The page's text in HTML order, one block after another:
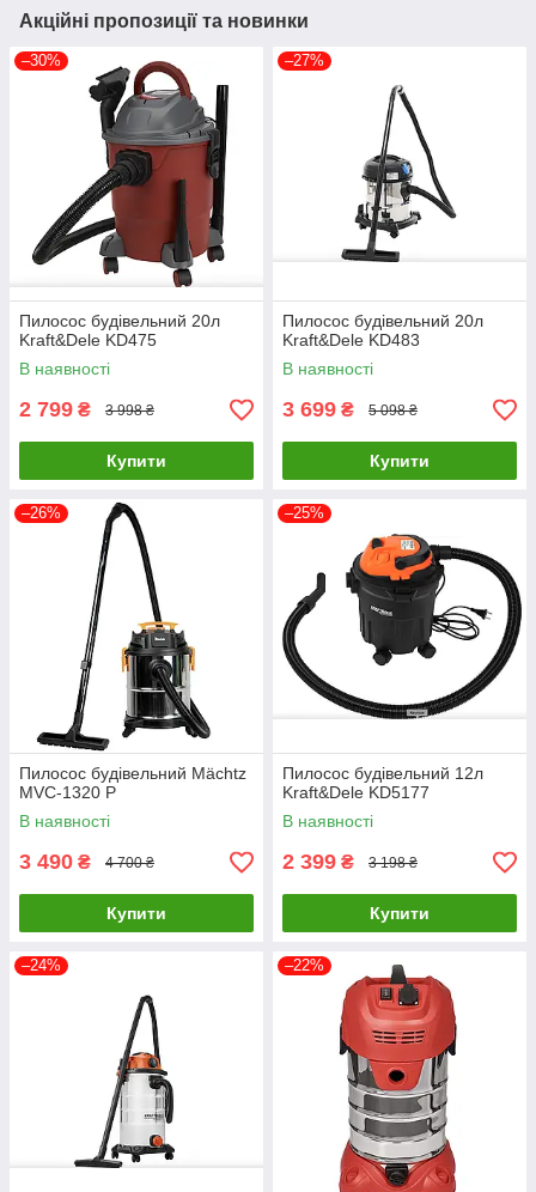
Акційні пропозиції та новинки
–30%
Пилосос будівельний 20л
Kraft&Dele KD475
В наявності
2 799 ₴ 3 998 ₴
Купити
–27%
Пилосос будівельний 20л
Kraft&Dele KD483
В наявності
3 699 ₴ 5 098 ₴
Купити
–26%
Пилосос будівельний Mächtz
MVC-1320 P
В наявності
3 490 ₴ 4 700 ₴
Купити
–25%
Пилосос будівельний 12л
Kraft&Dele KD5177
В наявності
2 399 ₴ 3 198 ₴
Купити
–24% –22%